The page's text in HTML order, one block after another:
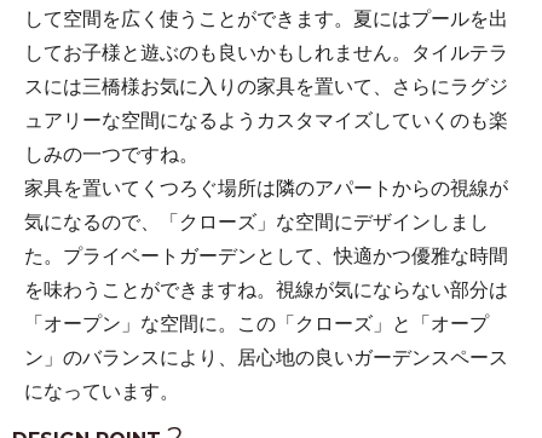
して空間を広く使うことができます。夏にはプールを出
してお子様と遊ぶのも良いかもしれません。タイルテラ
スには三橋様お気に入りの家具を置いて、さらにラグジ
ュアリーな空間になるようカスタマイズしていくのも楽
しみの一つですね。
家具を置いてくつろぐ場所は隣のアパートからの視線が
気になるので、「クローズ」な空間にデザインしまし
た。プライベートガーデンとして、快適かつ優雅な時間
を味わうことができますね。視線が気にならない部分は
「オープン」な空間に。この「クローズ」と「オープ
ン」のバランスにより、居心地の良いガーデンスペース
になっています。